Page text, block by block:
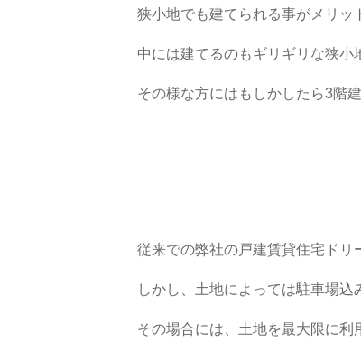
狭小地でも建てられる事がメリッ
中には建てるのもギリギリな狭小
その様な方にはもしかしたら3階
従来での弊社の戸建賃貸住宅ド
しかし、土地によっては駐車場込
その場合には、土地を最大限に利